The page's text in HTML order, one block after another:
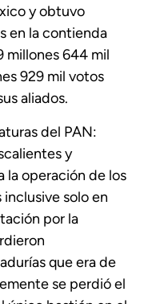
y obtuvo
en la contienda
millones 644 mil
929 mil votos
aliados.
del PAN:
y
la operación de los
solo en
por la
que era de
se perdió el